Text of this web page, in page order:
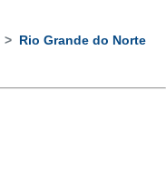
Rio Grande do Norte